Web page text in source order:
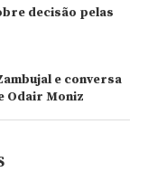
decisão pelas
e conversa
Odair Moniz